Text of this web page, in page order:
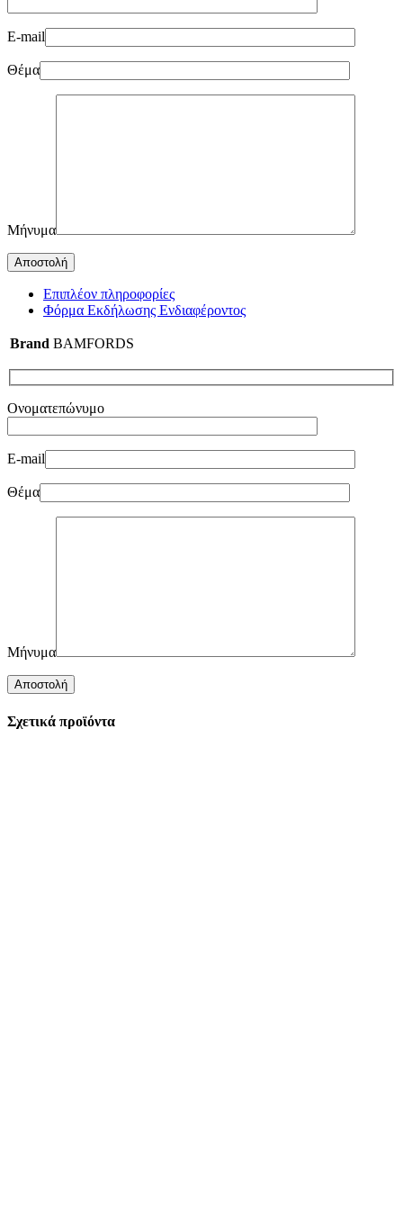
E-mail
Θέμα
Μήνυμα
Επιπλέον πληροφορίες
Φόρμα Εκδήλωσης Ενδιαφέροντος
Brand BAMFORDS
Ονοματεπώνυμο
E-mail
Θέμα
Μήνυμα
Σχετικά προϊόντα